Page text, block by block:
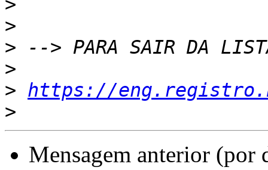
>
>
>
>
> https://
>
Mensagem anterior (por